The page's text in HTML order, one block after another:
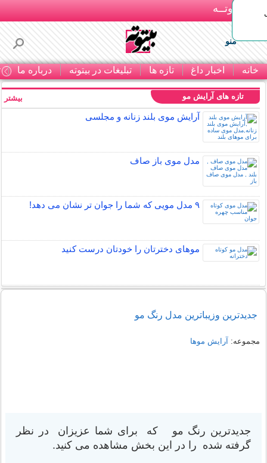
بـیتوتــه
منو
خانه اخبار داغ تازه ها تبلیغات در بیتوته درباره ما
تازه های آرایش مو
آرایش موی بلند زنانه و مجلسی
مدل موی باز صاف
۹ مدل مویی که شما را جوان تر نشان می دهد!
موهای دخترتان را خودتان درست کنید
بیشتر
جديدترين وزیباترین مدل رنگ مو
مجموعه: آرایش موها
جدیدترین رنگ مو که برای شما عزیزان در نظر
گرفته شده را در این بخش مشاهده می کنید.